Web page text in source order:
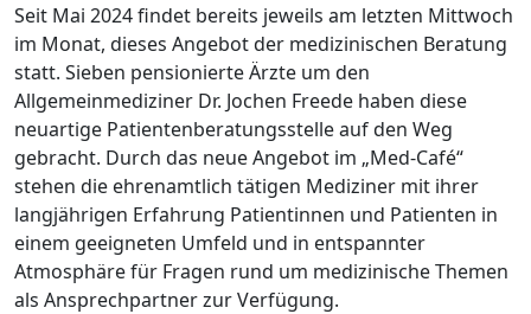
Seit Mai 2024 findet bereits jeweils am letzten Mittwoch
im Monat, dieses Angebot der medizinischen Beratung
statt. Sieben pensionierte Ärzte um den
Allgemeinmediziner Dr. Jochen Freede haben diese
neuartige Patientenberatungsstelle auf den Weg
gebracht. Durch das neue Angebot im „Med-Café“
stehen die ehrenamtlich tätigen Mediziner mit ihrer
langjährigen Erfahrung Patientinnen und Patienten in
einem geeigneten Umfeld und in entspannter
Atmosphäre für Fragen rund um medizinische Themen
als Ansprechpartner zur Verfügung.